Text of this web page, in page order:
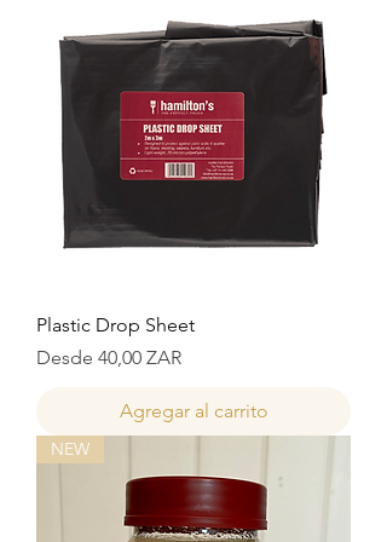
Plastic Drop Sheet
Desde 40,00 ZAR
Precio de oferta
Agregar al carrito
NEW